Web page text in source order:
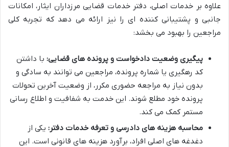
علاوه بر خدمات اصلی، دفتر خدمات قضایی مرزداران ایثار، امکانات
جانبی و پشتیبانی کننده ای را نیز ارائه می دهد که تجربه کلی
مراجعین را بهبود می بخشد:
پیگیری وضعیت دادخواست و پرونده های قضایی: با داشتن
کد رهگیری یا شماره پرونده، مراجعین می توانند به سادگی و
بدون نیاز به مراجعه حضوری مکرر، از وضعیت آخرین تحولات
پرونده خود مطلع شوند. این خدمت به شفافیت و اطلاع رسانی
مستمر کمک می کند.
محاسبه هزینه های دادرسی و تعرفه خدمات دفتر: یکی از
دغدغه های اصلی افراد، برآورد هزینه های قانونی است. این